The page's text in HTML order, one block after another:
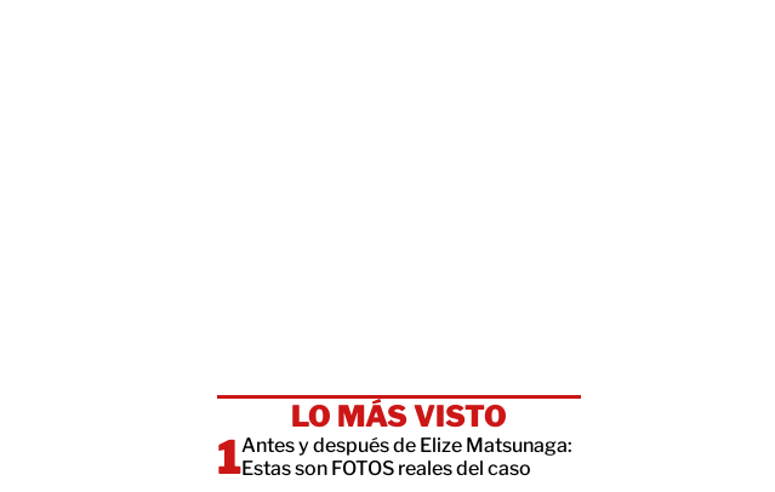
LO MÁS VISTO
Antes y después de Elize Matsunaga:
Estas son FOTOS reales del caso